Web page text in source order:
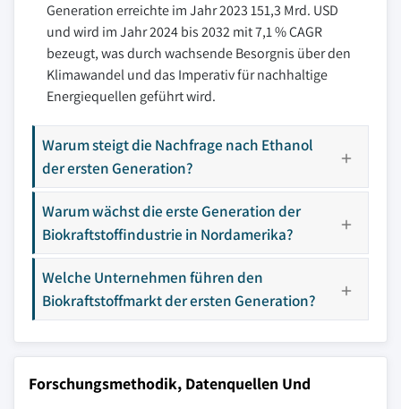
Generation erreichte im Jahr 2023 151,3 Mrd. USD
und wird im Jahr 2024 bis 2032 mit 7,1 % CAGR
bezeugt, was durch wachsende Besorgnis über den
Klimawandel und das Imperativ für nachhaltige
Energiequellen geführt wird.
Warum steigt die Nachfrage nach Ethanol
der ersten Generation?
Warum wächst die erste Generation der
Biokraftstoffindustrie in Nordamerika?
Welche Unternehmen führen den
Biokraftstoffmarkt der ersten Generation?
Forschungsmethodik, Datenquellen Und